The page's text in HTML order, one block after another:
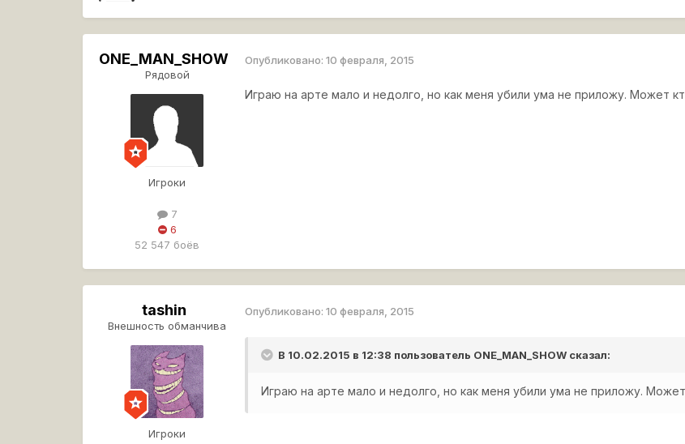
ONE_MAN_SHOW
Рядовой
Игроки
7
6
52 547 боёв
Опубликовано:10 февраля, 2015
Играю на арте мало и недолго, но как меня убили ума не приложу. Может
tashin
Внешность обманчива
Игроки
Опубликовано:10 февраля, 2015
В 10.02.2015 в 12:38 пользователь ONE_MAN_SHOW сказал:
Играю на арте мало и недолго, но как меня убили ума не приложу. Может